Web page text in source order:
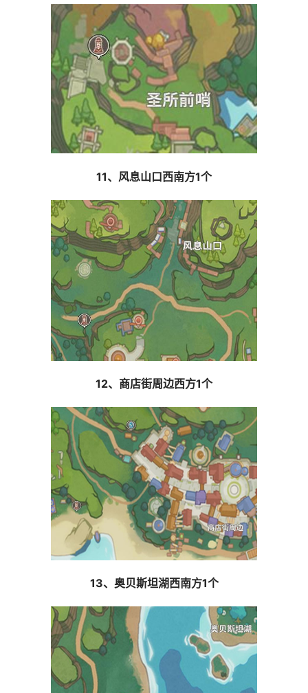
11、风息山口西南方1个
12、商店街周边西方1个
13、奥贝斯坦湖西南方1个